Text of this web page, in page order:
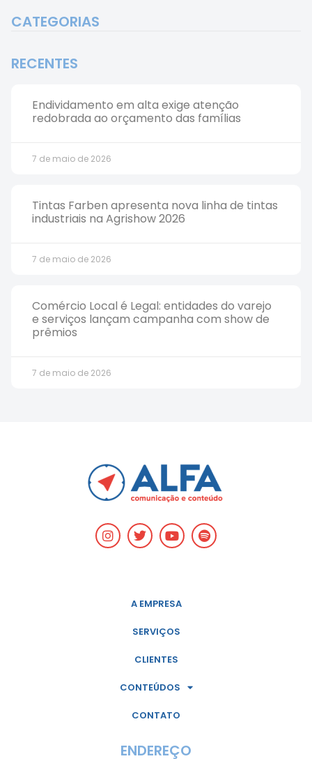
CATEGORIAS
RECENTES
Endividamento em alta exige atenção
redobrada ao orçamento das famílias
7 de maio de 2026
Tintas Farben apresenta nova linha de tintas
industriais na Agrishow 2026
7 de maio de 2026
Comércio Local é Legal: entidades do varejo
e serviços lançam campanha com show de
prêmios
7 de maio de 2026
A EMPRESA
SERVIÇOS
CLIENTES
CONTEÚDOS
CONTATO
ENDEREÇO